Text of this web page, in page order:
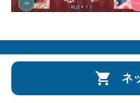
ネ
会社概要 自
株式会社文藝春秋 文春